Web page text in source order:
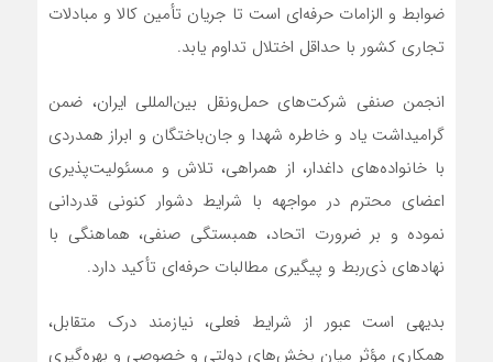
ضوابط و الزامات حرفه‌ای است تا جریان تأمین کالا و مبادلات
تجاری کشور با حداقل اختلال تداوم یابد.
انجمن صنفی شرکت‌های حمل‌ونقل بین‌المللی ایران، ضمن
گرامیداشت یاد و خاطره شهدا و جان‌باختگان و ابراز همدردی
با خانواده‌های داغدار، از همراهی، تلاش و مسئولیت‌پذیری
اعضای محترم در مواجهه با شرایط دشوار کنونی قدردانی
نموده و بر ضرورت اتحاد، همبستگی صنفی، هماهنگی با
نهادهای ذی‌ربط و پیگیری مطالبات حرفه‌ای تأکید دارد.
بدیهی است عبور از شرایط فعلی، نیازمند درک متقابل،
همکاری مؤثر میان بخش‌های دولتی و خصوصی و بهره‌گیری